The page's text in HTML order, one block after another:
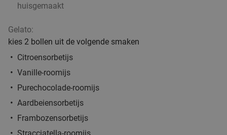
huisgemaakt
Gelato:
kies 2 bollen uit de volgende smaken
Citroensorbetijs
Vanille-roomijs
Purechocolade-roomijs
Aardbeiensorbetijs
Frambozensorbetijs